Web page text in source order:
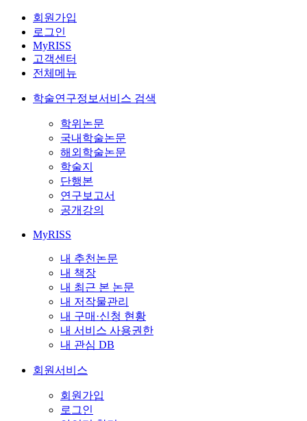
회원가입
로그인
MyRISS
고객센터
전체메뉴
학술연구정보서비스 검색
학위논문
국내학술논문
해외학술논문
학술지
단행본
연구보고서
공개강의
MyRISS
내 추천논문
내 책장
내 최근 본 논문
내 저작물관리
내 구매·신청 현황
내 서비스 사용권한
내 관심 DB
회원서비스
회원가입
로그인